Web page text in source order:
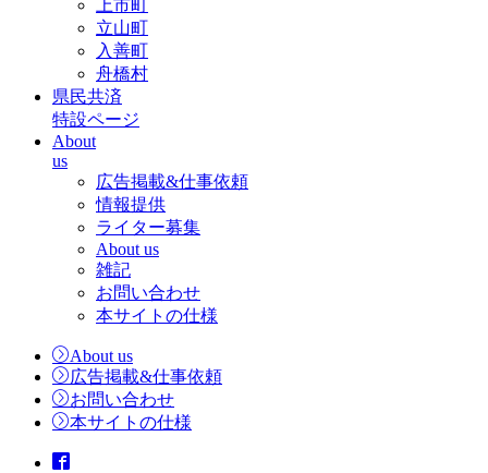
上市町
立山町
入善町
舟橋村
県民共済
特設ページ
About
us
広告掲載&仕事依頼
情報提供
ライター募集
About us
雑記
お問い合わせ
本サイトの仕様
About us
広告掲載&仕事依頼
お問い合わせ
本サイトの仕様